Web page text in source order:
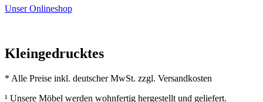
Unser Onlineshop
Kleingedrucktes
* Alle Preise inkl. deutscher MwSt. zzgl. Versandkosten
¹ Unsere Möbel werden wohnfertig hergestellt und geliefert.